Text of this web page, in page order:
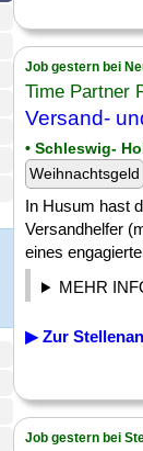
Job gestern bei
Time Partner
Versand-
• Schleswig-
Weihnachtsgeld
In Husum hast
Versandhelfer
eines
MEHR
▶ Zur
Job gestern bei